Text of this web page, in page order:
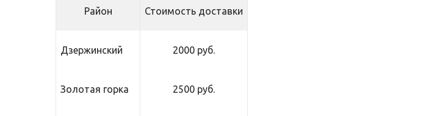
Район Стоимость доставки
Дзержинский 2000 руб.
Золотая горка 2500 руб.